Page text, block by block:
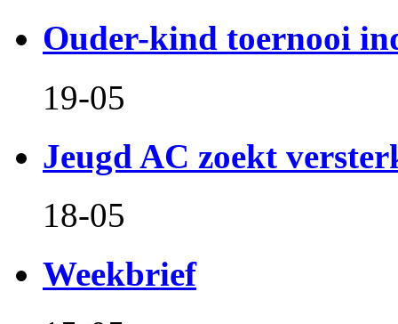
Ouder-kind toernooi
19-05
Jeugd AC zoekt
18-05
Weekbrief